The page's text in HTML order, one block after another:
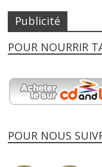
Publicité
POUR NOURRIR
POUR NOUS